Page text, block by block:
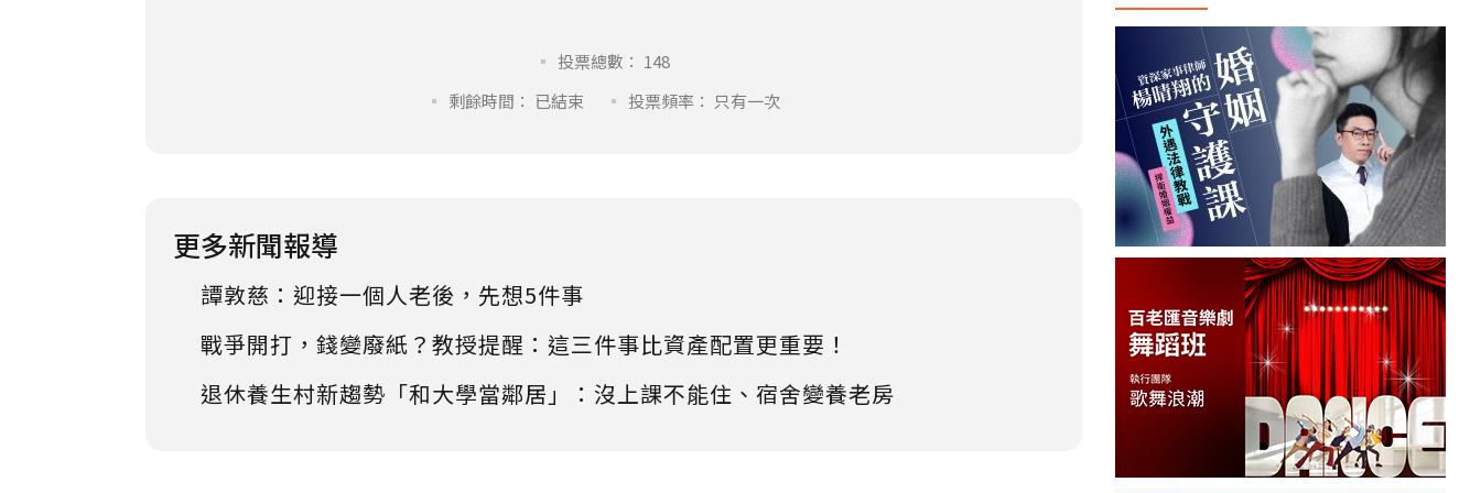
投票總數： 148
剩餘時間： 已結束
投票頻率： 只有一次
更多新聞報導
譚敦慈：迎接一個人老後，先想5件事
戰爭開打，錢變廢紙？教授提醒：這三件事比資產配置更重要！
退休養生村新趨勢「和大學當鄰居」：沒上課不能住、宿舍變養老房